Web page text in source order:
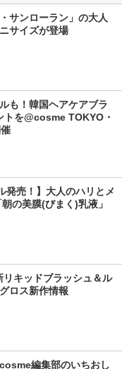
サンローラン」の大人
サイズが登場
も！韓国ヘアケアブラ
トを@cosme TOKYO・
発売！】大人のハリとメ
の美膜(びまく)乳液」
キッドブラッシュ＆ル
ロス新作情報
編集部のいちおし